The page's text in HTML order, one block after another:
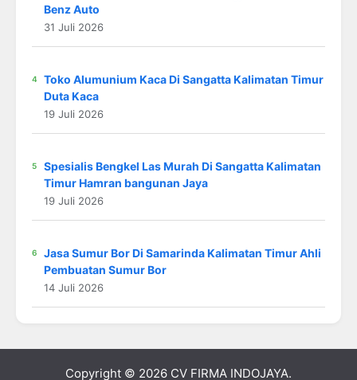
Benz Auto
31 Juli 2026
Toko Alumunium Kaca Di Sangatta Kalimatan Timur
Duta Kaca
19 Juli 2026
Spesialis Bengkel Las Murah Di Sangatta Kalimatan
Timur Hamran bangunan Jaya
19 Juli 2026
Jasa Sumur Bor Di Samarinda Kalimatan Timur Ahli
Pembuatan Sumur Bor
14 Juli 2026
Copyright © 2026 CV FIRMA INDOJAYA.